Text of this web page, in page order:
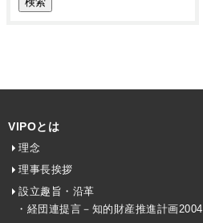
VIPOとは
理念
理事長挨拶
設立趣旨・沿革
・経団連提言－知的財産推進計画2004